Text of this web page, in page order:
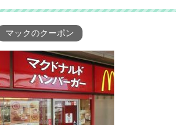
マックのクーポン